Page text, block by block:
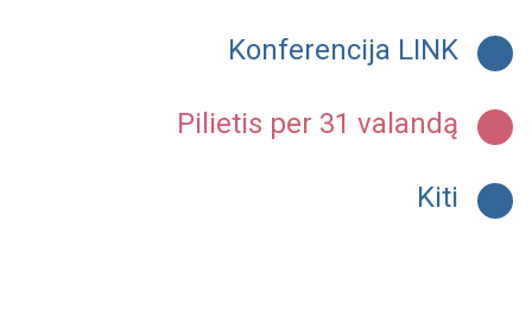
Konferencija LINK
Pilietis per 31 valandą
Kiti